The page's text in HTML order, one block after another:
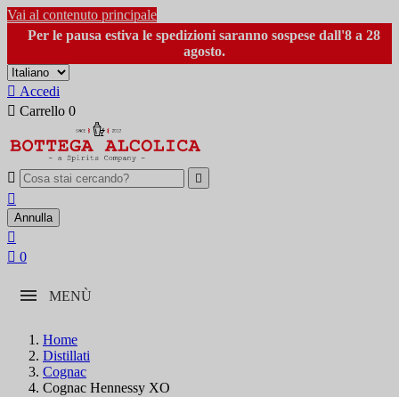
Vai al contenuto principale
Per le pausa estiva le spedizioni saranno sospese dall'8 a 28
agosto.
 Accedi
 Carrello 0
 

Annulla

 0
MENÙ
Home
Distillati
Cognac
Cognac Hennessy XO